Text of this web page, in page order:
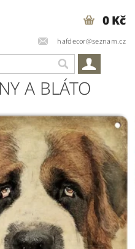
hafdecor@seznam.cz
0 Kč
A BLÁTO